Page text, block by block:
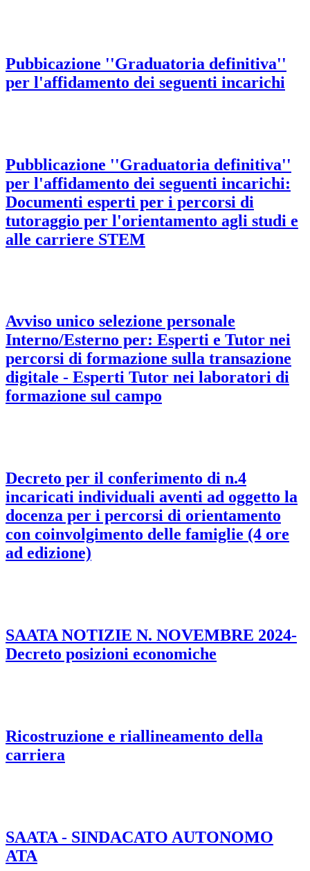
Pubbicazione ''Graduatoria definitiva''
per l'affidamento dei seguenti incarichi
Pubblicazione ''Graduatoria definitiva''
per l'affidamento dei seguenti incarichi:
Documenti esperti per i percorsi di
tutoraggio per l'orientamento agli studi e
alle carriere STEM
Avviso unico selezione personale
Interno/Esterno per: Esperti e Tutor nei
percorsi di formazione sulla transazione
digitale - Esperti Tutor nei laboratori di
formazione sul campo
Decreto per il conferimento di n.4
incaricati individuali aventi ad oggetto la
docenza per i percorsi di orientamento
con coinvolgimento delle famiglie (4 ore
ad edizione)
SAATA NOTIZIE N. NOVEMBRE 2024-
Decreto posizioni economiche
Ricostruzione e riallineamento della
carriera
SAATA - SINDACATO AUTONOMO
ATA